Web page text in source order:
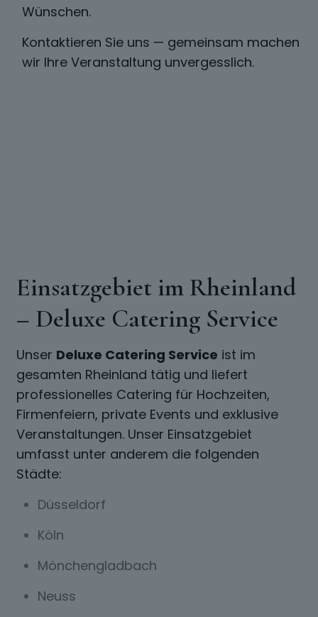
Wünschen.
Kontaktieren Sie uns — gemeinsam machen
wir Ihre Veranstaltung unvergesslich.
Einsatzgebiet im Rheinland
– Deluxe Catering Service
Unser Deluxe Catering Service ist im
gesamten Rheinland tätig und liefert
professionelles Catering für Hochzeiten,
Firmenfeiern, private Events und exklusive
Veranstaltungen. Unser Einsatzgebiet
umfasst unter anderem die folgenden
Städte:
Düsseldorf
Köln
Mönchengladbach
Neuss